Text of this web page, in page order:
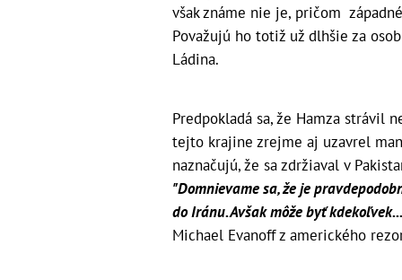
však známe nie je, pričom
Považujú ho totiž už dlhšie za
Ládina.
Predpokladá sa, že Hamza strávil
tejto krajine zrejme aj uzavrel
naznačujú, že sa zdržiaval v
"Domnievame sa, že je
do Iránu. Avšak môže byť
Michael Evanoff z amerického